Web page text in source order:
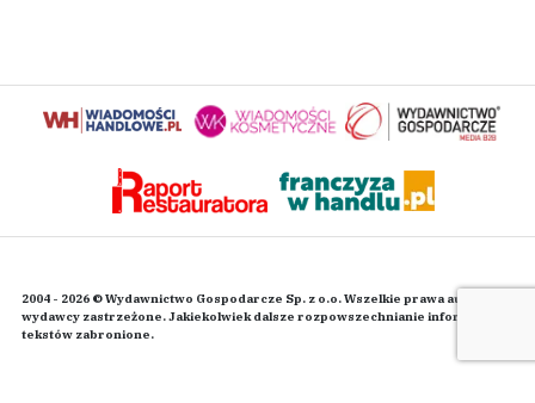
2004 - 2026 © Wydawnictwo Gospodarcze Sp. z o.o. Wszelkie prawa autorskie
wydawcy zastrzeżone. Jakiekolwiek dalsze rozpowszechnianie informacji i
tekstów zabronione.